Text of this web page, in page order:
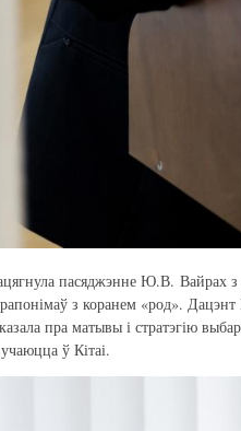
пасяджэнне Ю.В. Вайрах з
з коранем «род». Дацэнт
пра матывы і стратэгію
ў Кітаі.